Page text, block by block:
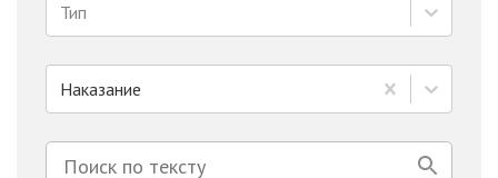
Тип
Наказание